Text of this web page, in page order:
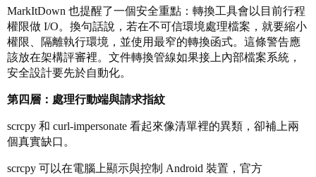
MarkItDown 也提醒了一個安全重點：轉換工具會以目前行程
權限做 I/O。換句話說，若在不可信環境處理檔案，就要縮小
權限、隔離執行環境，並使用最窄的轉換函式。這條警告應
該放在架構評審裡。文件轉換管線如果接上內部檔案系統，
安全設計要先於自動化。
第四層：處理行動端與請求指紋
scrcpy 和 curl-impersonate 看起來像清單裡的異類，卻補上兩
個真實缺口。
scrcpy 可以在電腦上顯示與控制 Android 裝置，官方